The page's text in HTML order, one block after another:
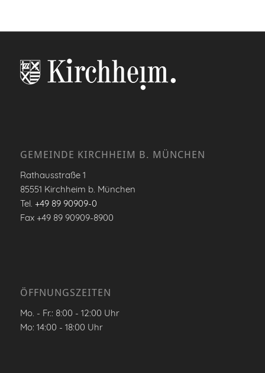
GEMEINDE KIRCHHEIM B. MÜNCHEN
Rathausstraße 1
85551 Kirchheim b. München
Tel. +49 89 90909-0
Fax +49 89 90909-8900
ÖFFNUNGSZEITEN
Mo. - Fr.: 8:00 - 12:00 Uhr
Mo: 14:00 - 18:00 Uhr